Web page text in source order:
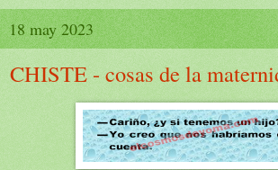
18 may 2023
CHISTE - cosas de la